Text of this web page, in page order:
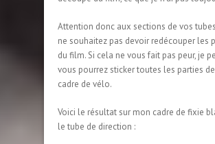
Attention donc aux sections de vos
ne souhaitez pas devoir redécouper les
du film. Si cela ne vous fait pas peur, je
vous pourrez sticker toutes les parties
cadre de vélo.
Voici le résultat sur mon cadre de fixie
le tube de direction :